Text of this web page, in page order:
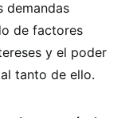
demandas
de factores
y el poder
tanto de ello.